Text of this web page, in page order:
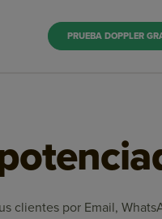
PRUEBA DOPPLER
clientes por Email,